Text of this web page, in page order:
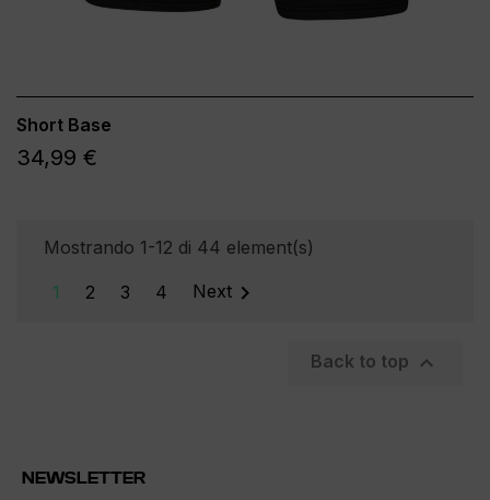
Short Base
34,99 €
Mostrando 1-12 di 44 element(s)
1 2 3 4 Next 
Back to top 
NEWSLETTER